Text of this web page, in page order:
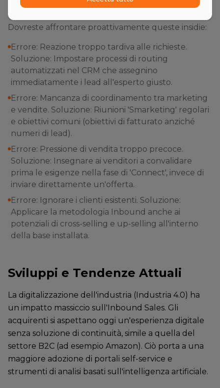
Gli errori più comuni
Dovreste affrontare proattivamente queste insidie:
Errore: Reazione troppo tardiva alle richieste.
Soluzione: Impostare processi di routing
automatizzati nel CRM che assegnino
immediatamente i lead all'esperto giusto.
Errore: Mancanza di coordinamento tra marketing
e vendite. Soluzione: Riunioni 'Smarketing' regolari
e obiettivi comuni (obiettivi di fatturato anziché
numeri di lead).
Errore: Pressione di vendita troppo precoce.
Soluzione: Insegnare ai venditori a convalidare
prima le esigenze nella fase di 'Connect', invece di
inviare direttamente un'offerta.
Errore: Ignorare i clienti esistenti. Soluzione:
Applicare la metodologia Inbound anche ai
potenziali di cross-selling e up-selling all'interno
della base installata.
Sviluppi e Tendenze Attuali
La digitalizzazione dell'industria (Industria 4.0) ha
un impatto massiccio sull'Inbound Sales. Gli
acquirenti si aspettano oggi un'esperienza digitale
senza soluzione di continuità, simile a quella del
settore B2C (ad esempio Amazon). Ciò porta a una
maggiore adozione di portali self-service e
strumenti di analisi basati sull'intelligenza artificiale.